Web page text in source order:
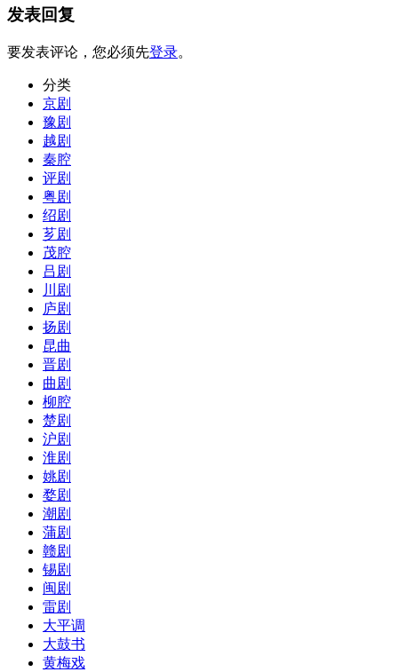
发表回复
要发表评论，您必须先登录。
分类
京剧
豫剧
越剧
秦腔
评剧
粤剧
绍剧
芗剧
茂腔
吕剧
川剧
庐剧
扬剧
昆曲
晋剧
曲剧
柳腔
楚剧
沪剧
淮剧
姚剧
婺剧
潮剧
蒲剧
赣剧
锡剧
闽剧
雷剧
大平调
大鼓书
黄梅戏